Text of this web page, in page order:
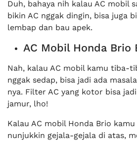
Duh, bahaya nih kalau AC mobil
bikin AC nggak dingin, bisa juga
lembap dan bau apek.
AC Mobil Honda Brio
Nah, kalau AC mobil kamu tiba-
nggak sedap, bisa jadi ada
nya. Filter AC yang kotor bisa
jamur, lho!
Kalau AC mobil Honda Brio
nunjukkin gejala-gejala di atas,